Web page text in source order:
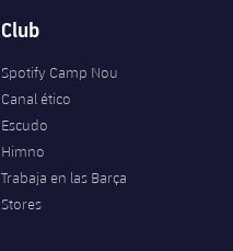
Club
Spotify Camp Nou
Canal ético
Escudo
Himno
Trabaja en las Barça
Stores